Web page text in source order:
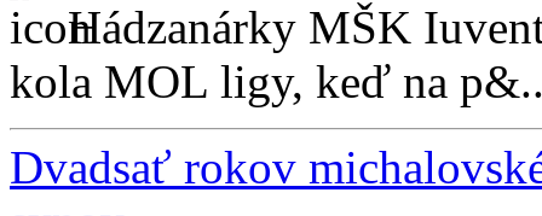
Hádzanárky MŠK
kola MOL ligy, keď na
Dvadsať rokov